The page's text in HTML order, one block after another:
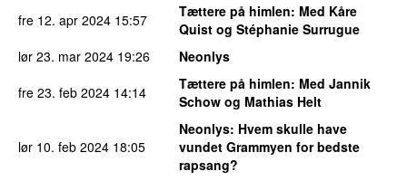
fre 12. apr 2024 15:57 Tættere på himlen: Med Kåre
Quist og Stéphanie Surrugue
lør 23. mar 2024 19:26
Neonlys
fre 23. feb 2024 14:14 Tættere på himlen: Med Jannik
Schow og Mathias Helt
lør 10. feb 2024 18:05
Neonlys: Hvem skulle have
vundet Grammyen for bedste
rapsang?